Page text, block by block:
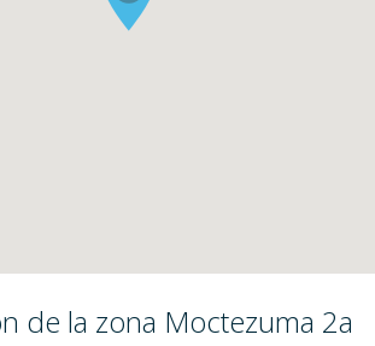
de la zona Moctezuma 2a